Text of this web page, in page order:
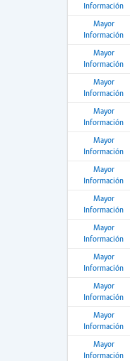
Información
Mayor
Información
Mayor
Información
Mayor
Información
Mayor
Información
Mayor
Información
Mayor
Información
Mayor
Información
Mayor
Información
Mayor
Información
Mayor
Información
Mayor
Información
Mayor
Información